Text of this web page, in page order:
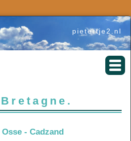
pietertje2.nl
- Cadzand